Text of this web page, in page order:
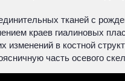
тканей с
краев гиалиновых
изменений в костной
часть осевого